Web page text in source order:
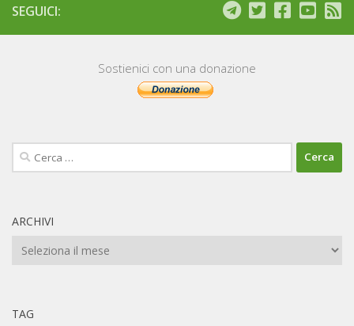
SEGUICI:
Sostienici con una donazione
Ricerca
per:
ARCHIVI
Archivi
TAG